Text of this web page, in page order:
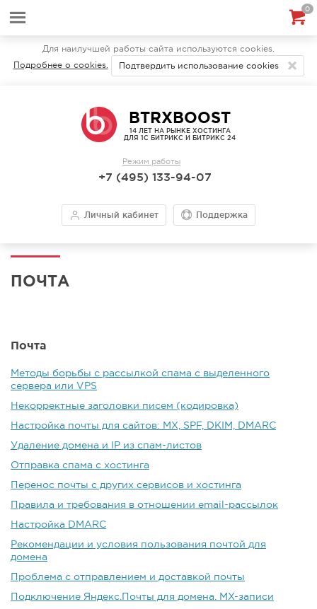
Для наилучшей работы сайта используются cookies.
Подробнее о cookies.
Подтвердить использование cookies
BTRXBOOST
14 ЛЕТ НА РЫНКЕ ХОСТИНГА
ДЛЯ 1С БИТРИКС И БИТРИКС 24
Режим работы
+7 (495) 133-94-07
Личный кабинет Поддержка
ПОЧТА
Почта
Методы борьбы с рассылкой спама с выделенного
сервера или VPS
Некорректные заголовки писем (кодировка)
Настройка почты для сайтов: MX, SPF, DKIM, DMARC
Удаление домена и IP из спам-листов
Отправка спама с хостинга
Перенос почты с других сервисов и хостинга
Правила и требования в отношении email-рассылок
Настройка DMARC
Рекомендации и условия пользования почтой для
домена
Проблема с отправлением и доставкой почты
Подключение Яндекс.Почты для домена. MX-записи
0